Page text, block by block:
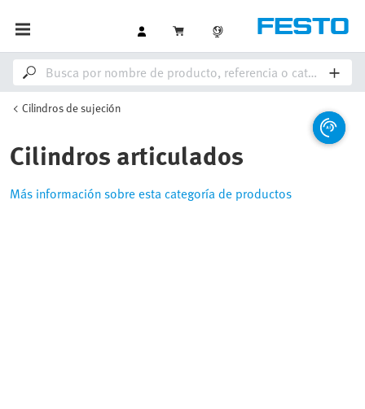
Cilindros de sujeción
Cilindros articulados
Más información sobre esta categoría de productos